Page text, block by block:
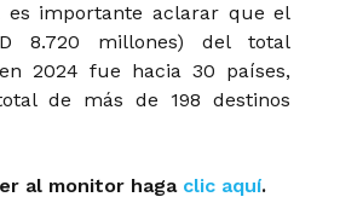
es importante aclarar que el
8.720 millones) del total
2024 fue hacia 30 países,
de más de 198 destinos
al monitor haga clic aquí.